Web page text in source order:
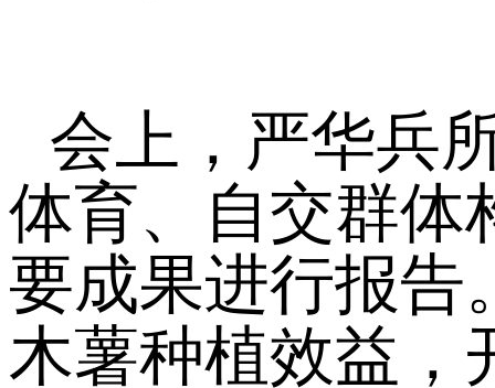
会上，严华兵
体育、自交群体
要成果进行报告
木薯种植效益，